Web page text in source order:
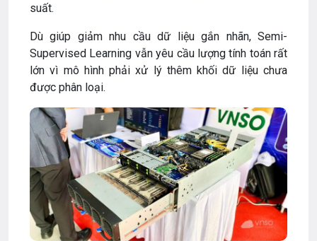
suất.
Dù giúp giảm nhu cầu dữ liệu gắn nhãn, Semi-
Supervised Learning vẫn yêu cầu lượng tính toán rất
lớn vì mô hình phải xử lý thêm khối dữ liệu chưa
được phân loại.